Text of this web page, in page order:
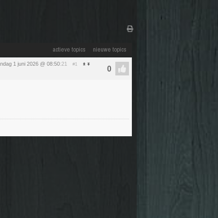
actieve topics nieuwe topics
1 juni 2026 @ 08:50:21 #1